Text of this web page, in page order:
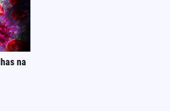
na